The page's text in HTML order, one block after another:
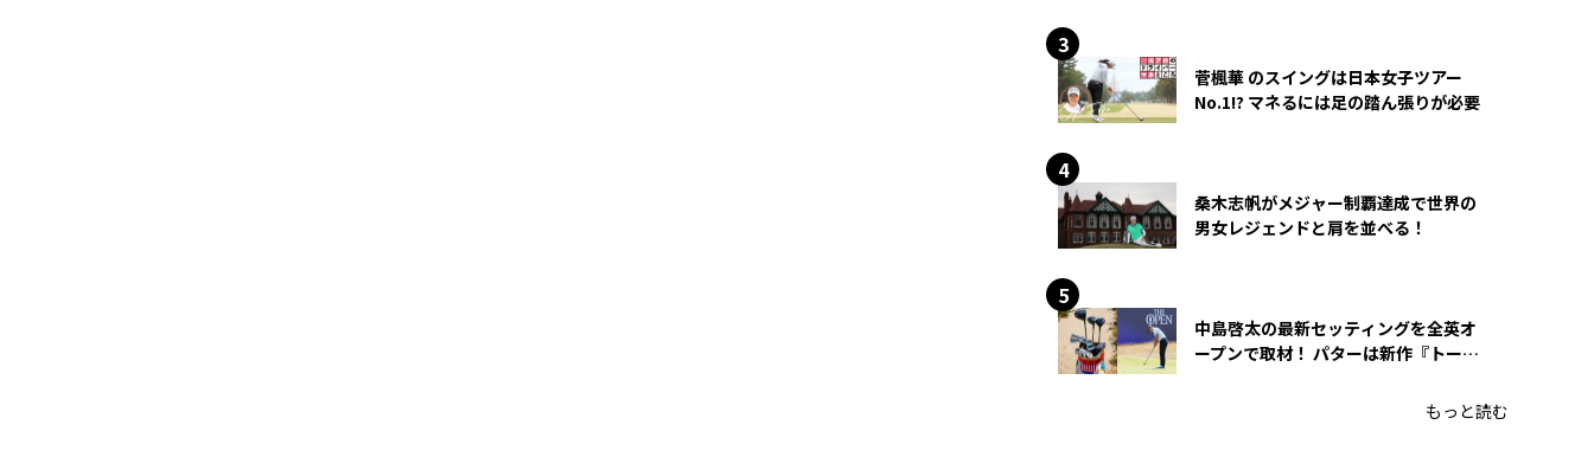
菅楓華 のスイングは日本女子ツアー
No.1!? マネるには足の踏ん張りが必要
桑木志帆がメジャー制覇達成で世界の
男女レジェンドと肩を並べる！
中島啓太の最新セッティングを全英オ
ープンで取材！ パターは新作『トーチ
もっと読む